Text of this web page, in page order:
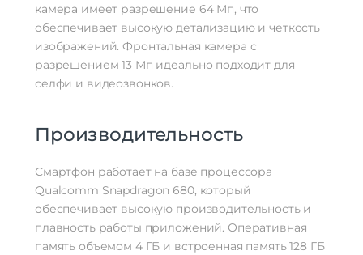
Беспроводные технологии
Беспроводные технологии
Bluetooth | Wi-Fi | GPS | инфракрасный
Беспроводная зарядка
Версия Bluetooth
Питание
Быстрая зарядка
Навигация
Навигация
ГЛОНАСС
камера имеет разрешение 64 Мп, что
обеспечивает высокую детализацию и четкость
изображений. Фронтальная камера с
разрешением 13 Мп идеально подходит для
селфи и видеозвонков.
Производительность
Смартфон работает на базе процессора
Qualcomm Snapdragon 680, который
обеспечивает высокую производительность и
плавность работы приложений. Оперативная
память объемом 4 ГБ и встроенная память 128 ГБ